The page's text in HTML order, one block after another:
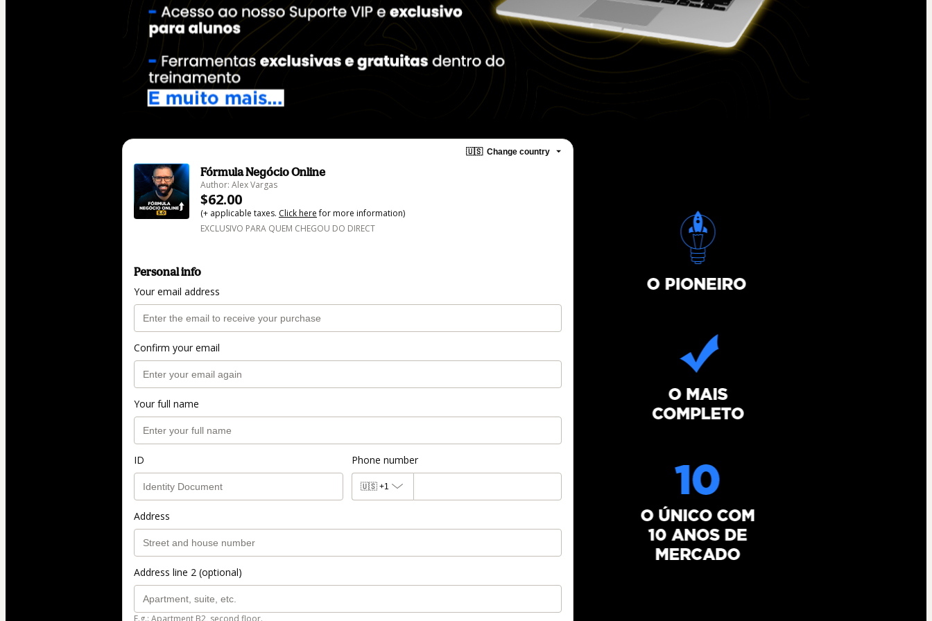
🇺🇸 Change country
Fórmula Negócio Online
Author: Alex Vargas
$62.00
(+ applicable taxes. Click herefor more information)
EXCLUSIVO PARA QUEM CHEGOU DO DIRECT
Personal info
Your email address
Confirm your email
Your full name
ID Phone number
🇺🇸 +1
Address
Address line 2 (optional)